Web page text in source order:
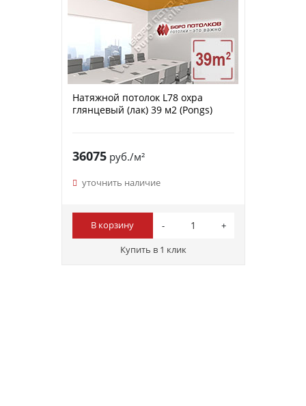
Натяжной потолок L78 охра
глянцевый (лак) 39 м2 (Pongs)
36075руб./м²
уточнить наличие
В корзину
Купить в 1 клик